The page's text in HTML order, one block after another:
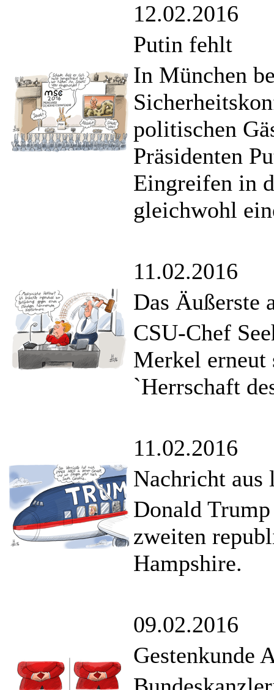
12.02.2016
Putin fehlt
In München
politischen
Präsidenten
Eingreifen in
gleichwohl
11.02.2016
Das Äußerste
CSU-Chef
Merkel erneut
`Herrschaft
11.02.2016
Nachricht aus
Donald
zweiten
Hampshire.
09.02.2016
Gestenkunde